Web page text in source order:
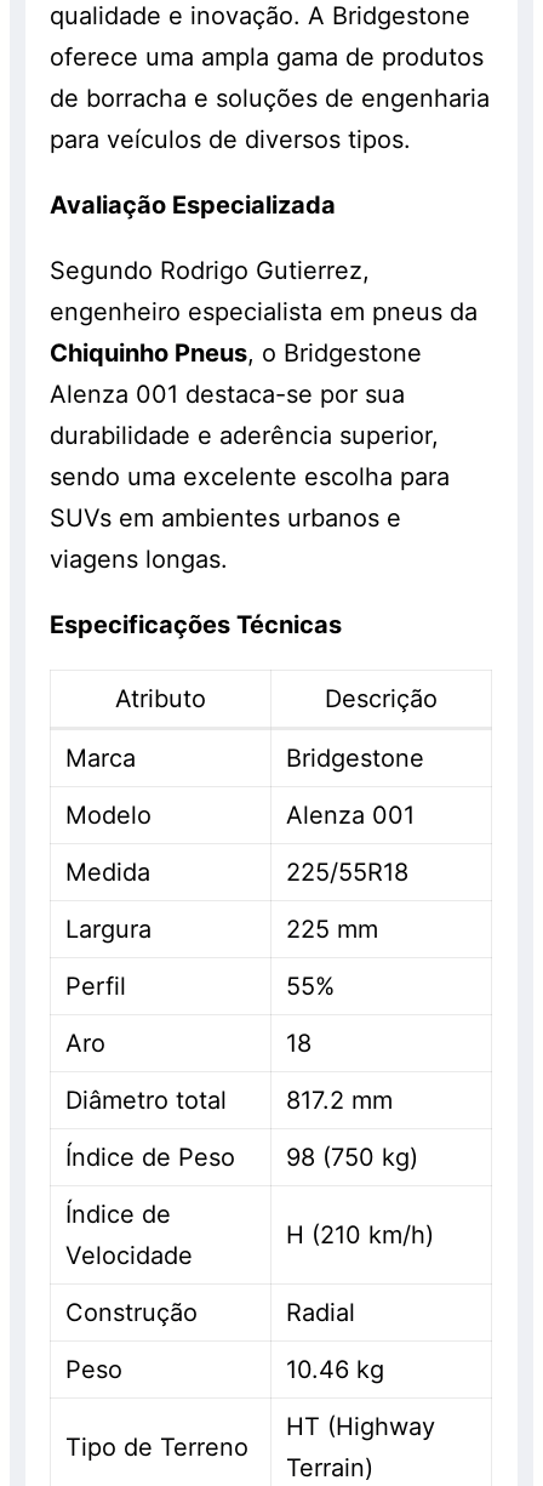
qualidade e inovação. A Bridgestone
oferece uma ampla gama de produtos
de borracha e soluções de engenharia
para veículos de diversos tipos.
Avaliação Especializada
Segundo Rodrigo Gutierrez,
engenheiro especialista em pneus da
Chiquinho Pneus, o Bridgestone
Alenza 001 destaca-se por sua
durabilidade e aderência superior,
sendo uma excelente escolha para
SUVs em ambientes urbanos e
viagens longas.
Especificações Técnicas
Atributo Descrição
Marca
Bridgestone
Modelo
Alenza 001
Medida
225/55R18
Largura
225 mm
Perfil
55%
Aro
18
Diâmetro total
817.2 mm
Índice de Peso
98 (750 kg)
Índice de
Velocidade
H (210 km/h)
Construção
Radial
Peso
10.46 kg
Tipo de Terreno
HT (Highway
Terrain)